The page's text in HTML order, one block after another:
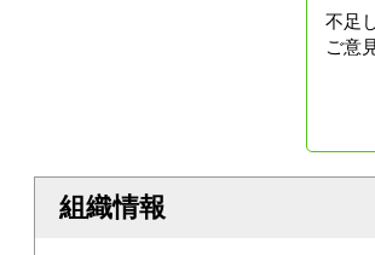
不足
ご意
組織情報